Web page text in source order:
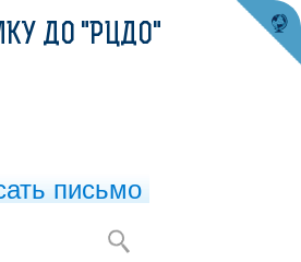
ДО "РЦДО"
письмо